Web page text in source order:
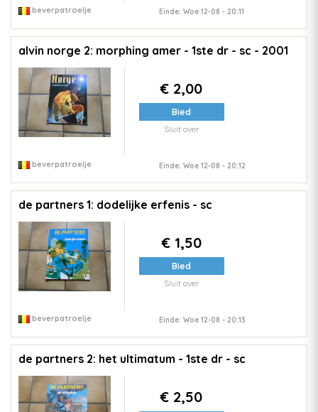
beverpatroelje Einde: Woe 12-08 - 20:11
alvin norge 2: morphing amer - 1ste dr - sc - 2001
€ 2,00
Bied
Sluit over
beverpatroelje Einde: Woe 12-08 - 20:12
de partners 1: dodelijke erfenis - sc
€ 1,50
Bied
Sluit over
beverpatroelje Einde: Woe 12-08 - 20:13
de partners 2: het ultimatum - 1ste dr - sc
€ 2,50